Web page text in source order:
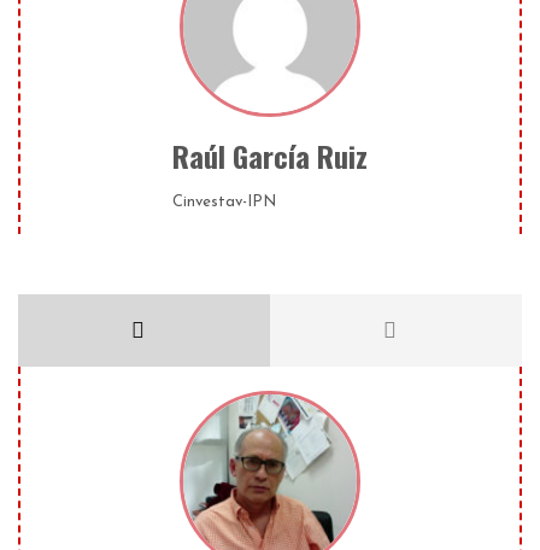
Raúl García Ruiz
Cinvestav-IPN